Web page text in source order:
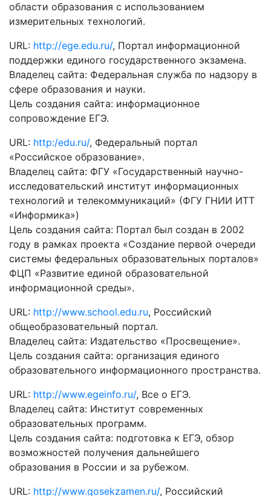
области образования с использованием
измерительных технологий.
URL: http://ege.edu.ru/, Портал информационной
поддержки единого государственного экзамена.
Владелец сайта: Федеральная служба по надзору в
сфере образования и науки.
Цель создания сайта: информационное
сопровождение ЕГЭ.
URL: http:/edu.ru/, Федеральный портал
«Российское образование».
Владелец сайта: ФГУ «Государственный научно-
исследовательский институт информационных
технологий и телекоммуникаций» (ФГУ ГНИИ ИТТ
«Информика»)
Цель создания сайта: Портал был создан в 2002
году в рамках проекта «Создание первой очереди
системы федеральных образовательных порталов»
ФЦП «Развитие единой образовательной
информационной среды».
URL: http://www.school.edu.ru, Российский
общеобразовательный портал.
Владелец сайта: Издательство «Просвещение».
Цель создания сайта: организация единого
образовательного информационного пространства.
URL: http://www.egeinfo.ru/, Все о ЕГЭ.
Владелец сайта: Институт современных
образовательных программ.
Цель создания сайта: подготовка к ЕГЭ, обзор
возможностей получения дальнейшего
образования в России и за рубежом.
URL: http://www.gosekzamen.ru/, Российский